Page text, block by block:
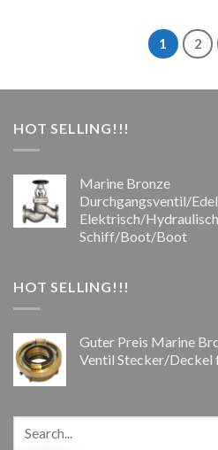
1 2
HOT SELLING!!!
Marine Bronze
Durchgangsventil/
Elektrisch/
Schiff/Boot/Boot
HOT SELLING!!!
Guter Preis Marine
Ventil Stecker/Deckel